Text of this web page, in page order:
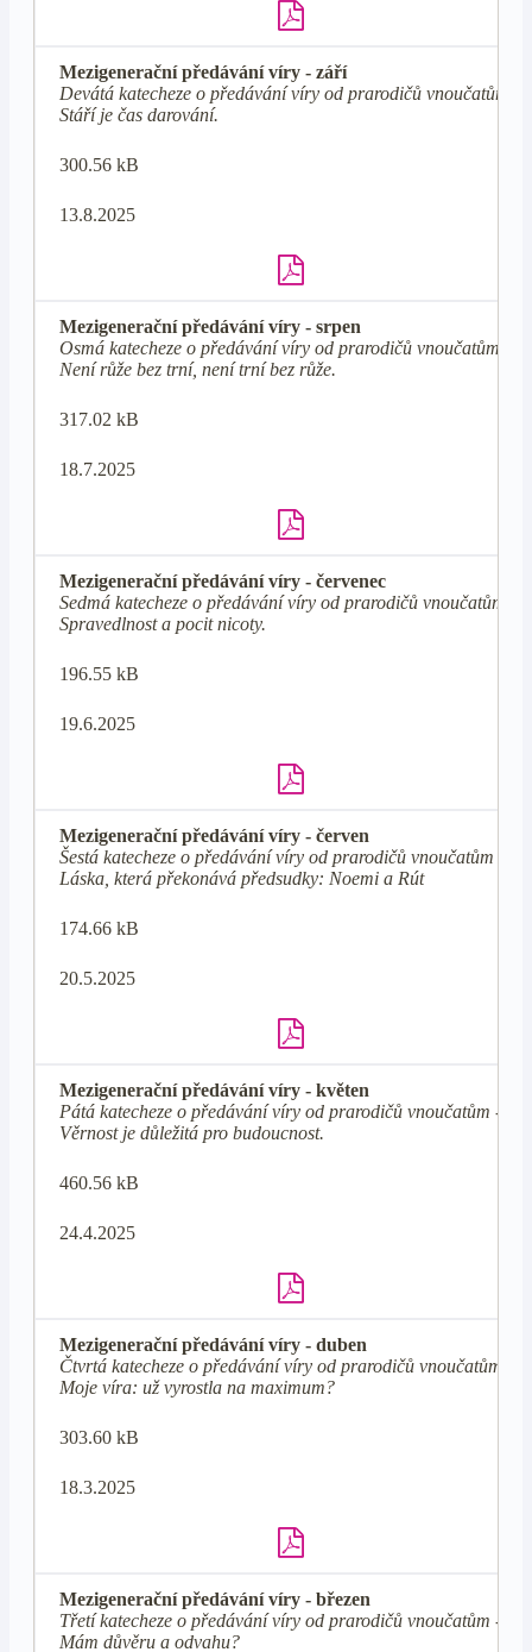
Mezigenerační předávání víry - září
Devátá katecheze o předávání víry od prarodičů vnoučatům -
Stáří je čas darování.
300.56 kB
13.8.2025
Mezigenerační předávání víry - srpen
Osmá katecheze o předávání víry od prarodičů vnoučatům -
Není růže bez trní, není trní bez růže.
317.02 kB
18.7.2025
Mezigenerační předávání víry - červenec
Sedmá katecheze o předávání víry od prarodičů vnoučatům -
Spravedlnost a pocit nicoty.
196.55 kB
19.6.2025
Mezigenerační předávání víry - červen
Šestá katecheze o předávání víry od prarodičů vnoučatům -
Láska, která překonává předsudky: Noemi a Rút
174.66 kB
20.5.2025
Mezigenerační předávání víry - květen
Pátá katecheze o předávání víry od prarodičů vnoučatům -
Věrnost je důležitá pro budoucnost.
460.56 kB
24.4.2025
Mezigenerační předávání víry - duben
Čtvrtá katecheze o předávání víry od prarodičů vnoučatům -
Moje víra: už vyrostla na maximum?
303.60 kB
18.3.2025
Mezigenerační předávání víry - březen
Třetí katecheze o předávání víry od prarodičů vnoučatům -
Mám důvěru a odvahu?